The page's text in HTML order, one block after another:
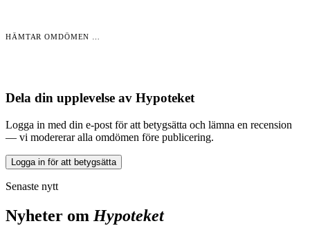
HÄMTAR OMDÖMEN …
Dela din upplevelse av Hypoteket
Logga in med din e-post för att betygsätta och lämna en recension
— vi modererar alla omdömen före publicering.
Logga in för att betygsätta
Senaste nytt
Nyheter om Hypoteket